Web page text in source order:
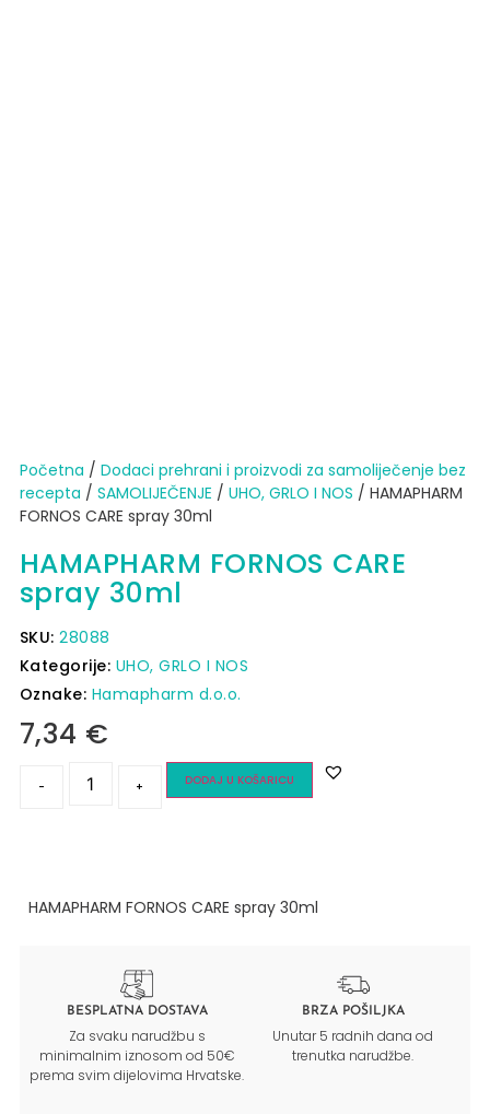
Početna / Dodaci prehrani i proizvodi za samoliječenje bez
recepta / SAMOLIJEČENJE / UHO, GRLO I NOS / HAMAPHARM
FORNOS CARE spray 30ml
HAMAPHARM FORNOS CARE
spray 30ml
SKU:28088
Kategorije: UHO, GRLO I NOS
Oznake: Hamapharm d.o.o.
7,34 €
- + DODAJ U KOŠARICU
HAMAPHARM FORNOS CARE spray 30ml
BESPLATNA DOSTAVA
Za svaku narudžbu s
minimalnim iznosom od 50€
prema svim dijelovima Hrvatske.
BRZA POŠILJKA
Unutar 5 radnih dana od
trenutka narudžbe.